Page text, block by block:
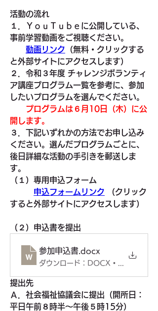
活動の流れ
１．ＹｏｕＴｕｂｅに公開している、
事前学習動画をご視聴ください。
動画リンク （無料・クリックする
と外部サイトにアクセスします）
２．令和３年度 チャレンジボランティ
ア講座プログラム一覧を参考に、参加
したいプログラムを選んでください。
プログラムは６月10日（木）に公
開します。
３．下記いずれかの方法でお申し込み
ください。選んだプログラムごとに、
後日詳細な活動の手引きを郵送しま
す。
（１）専用申込フォーム
申込フォームリンク （クリック
すると外部サイトにアクセスします）
（２）申込書を提出
参加申込書 .docx
ダウンロード：DOCX • 16KB
提出先
Ａ．社会福祉協議会に提出（開所日：
平日午前８時半～午後５時15分）